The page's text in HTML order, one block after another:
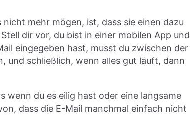
mehr mögen, ist, dass sie einen dazu
dir vor, du bist in einer mobilen App und
eingegeben hast, musst du zwischen der
und schließlich, wenn alles gut läuft, dann
wenn du es eilig hast oder eine langsame
dass die E-Mail manchmal einfach nicht